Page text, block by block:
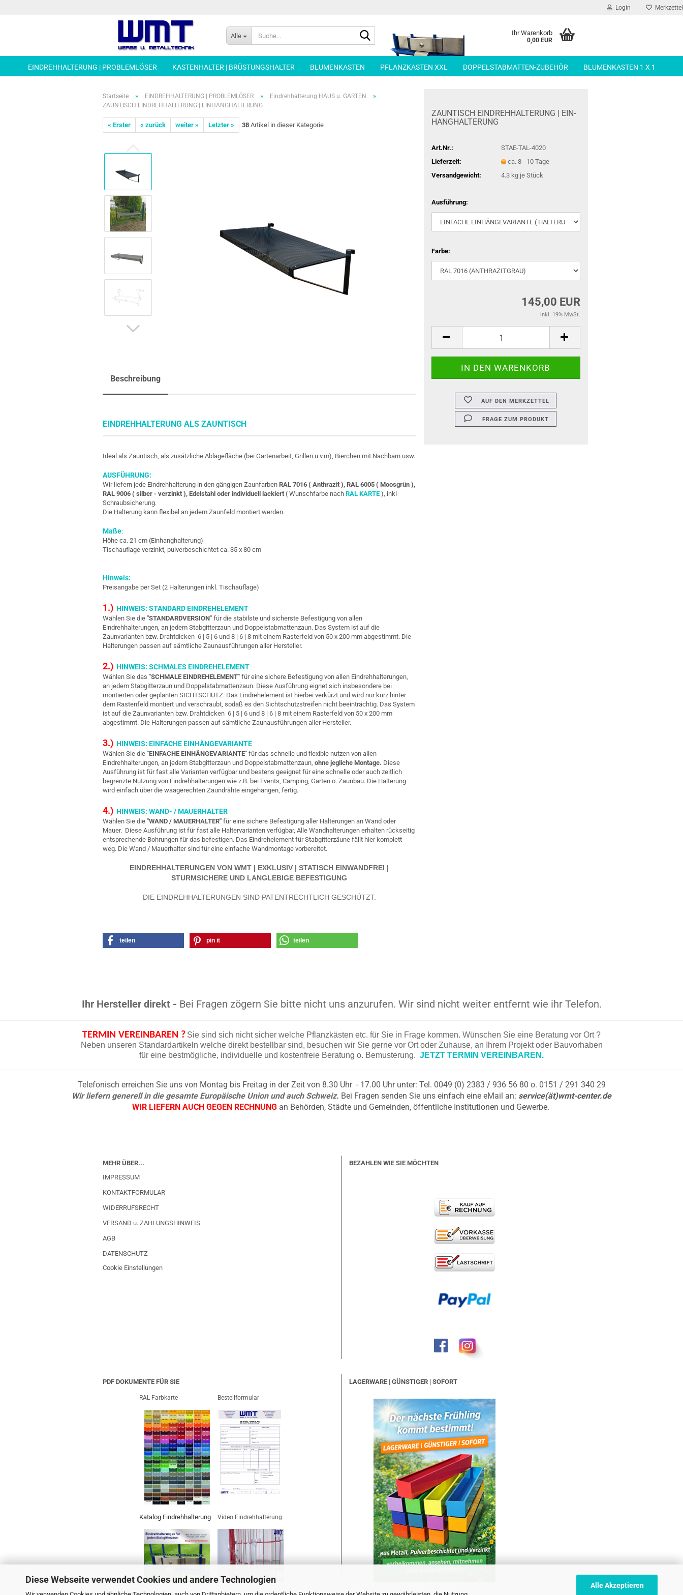
Diese Webseite verwendet Cookies und andere Technologien
Alle Akzeptieren
Login Merkzettel
Alle Ihr Warenkorb
0,00 EUR
EINDREHHALTERUNG | PROBLEMLÖSER KASTENHALTER | BRÜSTUNGSHALTER BLUMENKASTEN PFLANZKASTEN XXL DOPPELSTABMATTEN-ZUBEHÖR BLUMENKASTEN 1 X 1
Startseite » EINDREHHALTERUNG | PROBLEMLÖSER » Eindrehhalterung HAUS u. GARTEN »
ZAUNTISCH EINDREHHALTERUNG | EINHANGHALTERUNG
« Erster « zurück weiter » Letzter » 38 Artikel in dieser Kategorie
ZAUN­TISCH EIN­DREH­HAL­TE­RUNG | EIN­
HANG­HAL­TE­RUNG
Art.Nr.:
STAE-TAL-4020
Lieferzeit:
ca. 8 - 10 Tage
Versandgewicht:
4.3kg je Stück
Ausführung:
Farbe:
145,00 EUR
inkl. 19% MwSt.
AUF DEN MERKZETTEL
FRAGE ZUM PRODUKT
Beschreibung
EINDREHHALTERUNG ALS ZAUNTISCH
Ideal als Zauntisch, als zusätzliche Ablagefläche (bei Gartenarbeit, Grillen u.v.m), Bierchen mit Nachbarn usw.
AUSFÜHRUNG:
Wir liefern jede Eindrehhalterung in den gängigen Zaunfarben RAL 7016 ( Anthrazit ), RAL 6005 ( Moosgrün ),
RAL 9006 ( silber - verzinkt ), Edelstahl oder individuell lackiert ( Wunschfarbe nach RAL KARTE ), inkl
Schraubsicherung.
Die Halterung kann flexibel an jedem Zaunfeld montiert werden.
Maße:
Höhe ca. 21 cm (Einhanghalterung)
Tischauflage verzinkt, pulverbeschichtet ca. 35 x 80 cm
Hinweis:
Preisangabe per Set (2 Halterungen inkl. Tischauflage)
1.) HINWEIS: STANDARD EINDREHELEMENT
Wählen Sie die "STANDARDVERSION" für die stabilste und sicherste Befestigung von allen
Eindrehhalterungen, an jedem Stabgitterzaun und Doppelstabmattenzaun. Das System ist auf die
Zaunvarianten bzw. Drahtdicken 6 | 5 | 6 und 8 | 6 | 8 mit einem Rasterfeld von 50 x 200 mm abgestimmt. Die
Halterungen passen auf sämtliche Zaunausführungen aller Hersteller.
2.) HINWEIS: SCHMALES EINDREHELEMENT
Wählen Sie das "SCHMALE EINDREHELEMENT" für eine sichere Befestigung von allen Eindrehhalterungen,
an jedem Stabgitterzaun und Doppelstabmattenzaun. Diese Ausführung eignet sich insbesondere bei
montierten oder geplanten SICHTSCHUTZ. Das Eindrehelement ist hierbei verkürzt und wird nur kurz hinter
dem Rastenfeld montiert und verschraubt, sodaß es den Sichtschutzstreifen nicht beeinträchtig. Das System
ist auf die Zaunvarianten bzw. Drahtdicken 6 | 5 | 6 und 8 | 6 | 8 mit einem Rasterfeld von 50 x 200 mm
abgestimmt. Die Halterungen passen auf sämtliche Zaunausführungen aller Hersteller.
3.) HINWEIS: EINFACHE EINHÄNGEVARIANTE
Wählen Sie die "EINFACHE EINHÄNGEVARIANTE" für das schnelle und flexible nutzen von allen
Eindrehhalterungen, an jedem Stabgitterzaun und Doppelstabmattenzaun, ohne jegliche Montage. Diese
Ausführung ist für fast alle Varianten verfügbar und bestens geeignet für eine schnelle oder auch zeitlich
begrenzte Nutzung von Eindrehhalterungen wie z.B. bei Events, Camping, Garten o. Zaunbau. Die Halterung
wird einfach über die waagerechten Zaundrähte eingehangen, fertig.
4.) HINWEIS: WAND- / MAUERHALTER
Wählen Sie die "WAND / MAUERHALTER" für eine sichere Befestigung aller Halterungen an Wand oder
Mauer. Diese Ausführung ist für fast alle Haltervarianten verfügbar, Alle Wandhalterungen erhalten rückseitig
entsprechende Bohrungen für das befestigen. Das Eindrehelement für Stabgitterzäune fällt hier komplett
weg. Die Wand / Mauerhalter sind für eine einfache Wandmontage vorbereitet.
EINDREHHALTERUNGEN VON WMT | EXKLUSIV | STATISCH EINWANDFREI |
STURMSICHERE UND LANGLEBIGE BEFESTIGUNG
DIE EINDREHHALTERUNGEN SIND PATENTRECHTLICH GESCHÜTZT.
teilen pin it teilen
Ihr Hersteller direkt - Bei Fragen zögern Sie bitte nicht uns anzurufen. Wir sind nicht weiter entfernt wie ihr Telefon.
TERMIN VEREINBAREN ? Sie sind sich nicht sicher welche Pflanzkästen etc. für Sie in Frage kommen. Wünschen Sie eine Beratung vor Ort ?
Neben unseren Standardartikeln welche direkt bestellbar sind, besuchen wir Sie gerne vor Ort oder Zuhause, an Ihrem Projekt oder Bauvorhaben
für eine bestmögliche, individuelle und kostenfreie Beratung o. Bemusterung. JETZT TERMIN VEREINBAREN.
Telefonisch erreichen Sie uns von Montag bis Freitag in der Zeit von 8.30 Uhr - 17.00 Uhr unter: Tel. 0049 (0) 2383 / 936 56 80 o. 0151 / 291 340 29
Wir liefern generell in die gesamte Europäische Union und auch Schweiz. Bei Fragen senden Sie uns einfach eine eMail an: service(ät)wmt-center.de
WIR LIEFERN AUCH GEGEN RECHNUNG an Behörden, Städte und Gemeinden, öffentliche Institutionen und Gewerbe.
MEHR ÜBER...
IMPRESSUM
KONTAKTFORMULAR
WIDERRUFSRECHT
VERSAND u. ZAHLUNGSHINWEIS
AGB
DATENSCHUTZ
Cookie Einstellungen
BEZAHLEN WIE SIE MÖCHTEN
PDF DOKUMENTE FÜR SIE
RAL Farbkarte Bestellformular
Katalog Eindrehhalterung Video Eindrehhalterung
LAGERWARE | GÜNSTIGER | SOFORT